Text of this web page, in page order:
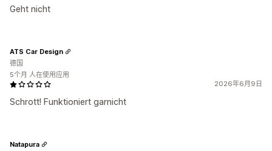
Geht nicht
2026年6月9日
Schrott! Funktioniert garnicht
ATS Car Design
德国
5个月 人在使用应用
Natapura